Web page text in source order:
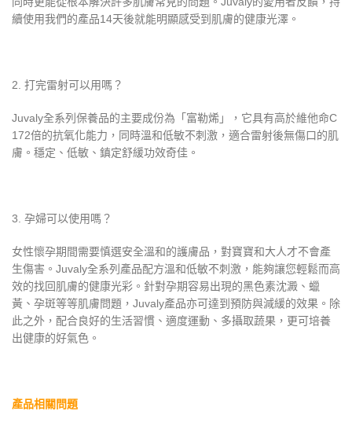
續使用我們的產品14天後就能明顯感受到肌膚的健康光澤。
2. 打完雷射可以用嗎？
Juvaly全系列保養品的主要成份為「富勒烯」，它具有高於維他命C
172倍的抗氧化能力，同時溫和低敏不刺激，適合雷射後無傷口的肌
膚。穩定、低敏、鎮定舒緩功效奇佳。
3. 孕婦可以使用嗎？
女性懷孕期間需要慎選安全溫和的護膚品，對寶寶和大人才不會產
生傷害。Juvaly全系列產品配方溫和低敏不刺激，能夠讓您輕鬆而高
效的找回肌膚的健康光彩。針對孕期容易出現的黑色素沈澱、蠟
黃、孕斑等等肌膚問題，Juvaly產品亦可達到預防與減緩的效果。除
此之外，配合良好的生活習慣、適度運動、多攝取蔬果，更可培養
出健康的好氣色。
產品相關問題